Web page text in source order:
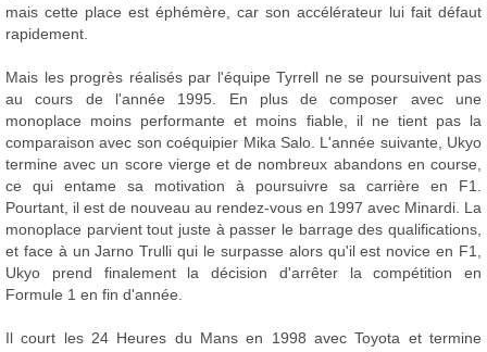
mais cette place est éphémère, car son accélérateur lui fait défaut
rapidement.
Mais les progrès réalisés par l'équipe Tyrrell ne se poursuivent pas
au cours de l'année 1995. En plus de composer avec une
monoplace moins performante et moins fiable, il ne tient pas la
comparaison avec son coéquipier Mika Salo. L'année suivante, Ukyo
termine avec un score vierge et de nombreux abandons en course,
ce qui entame sa motivation à poursuivre sa carrière en F1.
Pourtant, il est de nouveau au rendez-vous en 1997 avec Minardi. La
monoplace parvient tout juste à passer le barrage des qualifications,
et face à un Jarno Trulli qui le surpasse alors qu'il est novice en F1,
Ukyo prend finalement la décision d'arrêter la compétition en
Formule 1 en fin d'année.
Il court les 24 Heures du Mans en 1998 avec Toyota et termine